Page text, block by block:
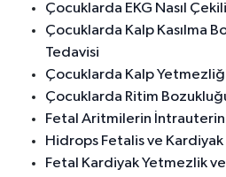
Çocuklarda EKG Nasıl
Çocuklarda Kalp Kasılma
Tedavisi
Çocuklarda Kalp
Çocuklarda Ritim
Fetal Aritmilerin
Hidrops Fetalis ve
Fetal Kardiyak Yetmezlik